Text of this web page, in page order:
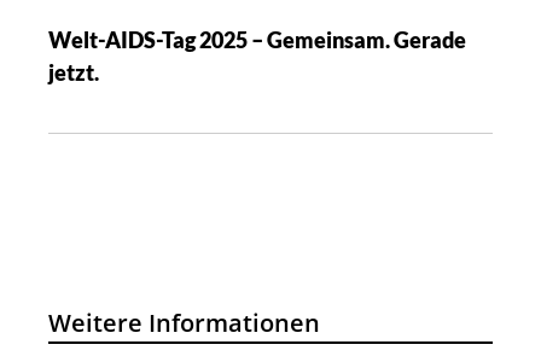
s
n
v
o
Welt-AIDS-Tag 2025 – Gemeinsam. Gerade
jetzt.
Weitere Informationen